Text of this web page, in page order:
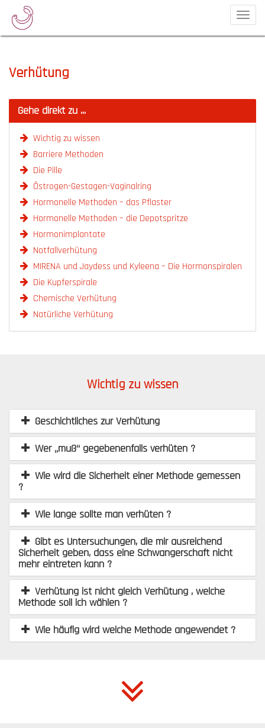
Toggle
Verhütung
Gehe direkt zu ...
Wichtig zu wissen
Barriere Methoden
Die Pille
Östrogen-Gestagen-Vaginalring
Hormonelle Methoden – das Pflaster
Hormonelle Methoden – die Depotspritze
Hormonimplantate
Notfallverhütung
MIRENA und Jaydess und Kyleena – Die Hormonspiralen
Die Kupferspirale
Chemische Verhütung
Natürliche Verhütung
Wichtig zu wissen
Geschichtliches zur Verhütung
Wer „muß“ gegebenenfalls verhüten ?
Wie wird die Sicherheit einer Methode gemessen
?
Wie lange sollte man verhüten ?
Gibt es Untersuchungen, die mir ausreichend
Sicherheit geben, dass eine Schwangerschaft nicht
mehr eintreten kann ?
Verhütung ist nicht gleich Verhütung , welche
Methode soll ich wählen ?
Wie häufig wird welche Methode angewendet ?